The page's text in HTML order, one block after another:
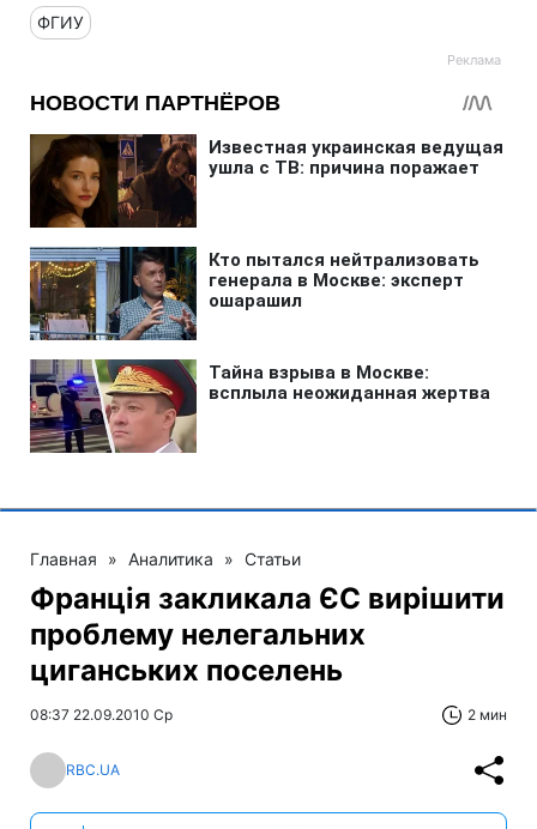
ФГИУ
Главная » Аналитика » Статьи
Франція закликала ЄС вирішити
проблему нелегальних
циганських поселень
08:37 22.09.2010 Ср 2 мин
RBC.UA